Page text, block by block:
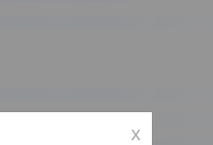
x